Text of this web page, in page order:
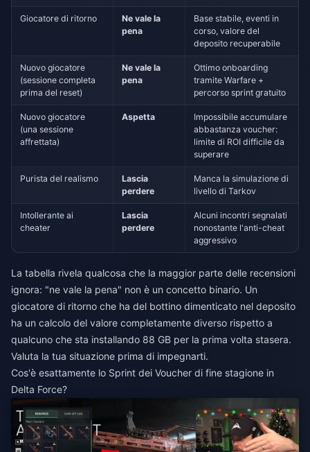
Giocatore di ritorno
Ne vale la
pena
Base stabile, eventi in
corso, valore del
deposito recuperabile
Nuovo giocatore
(sessione completa
prima del reset)
Ne vale la
pena
Ottimo onboarding
tramite Warfare +
percorso sprint gratuito
Nuovo giocatore
(una sessione
affrettata)
Aspetta
Impossibile accumulare
abbastanza voucher:
limite di ROI difficile da
superare
Purista del realismo
Lascia
perdere
Manca la simulazione di
livello di Tarkov
Intollerante ai
cheater
Lascia
perdere
Alcuni incontri segnalati
nonostante l'anti-cheat
aggressivo
La tabella rivela qualcosa che la maggior parte delle recensioni
ignora: "ne vale la pena" non è un concetto binario. Un
giocatore di ritorno che ha del bottino dimenticato nel deposito
ha un calcolo del valore completamente diverso rispetto a
qualcuno che sta installando 88 GB per la prima volta stasera.
Valuta la tua situazione prima di impegnarti.
Cos'è esattamente lo Sprint dei Voucher di fine stagione in
Delta Force?